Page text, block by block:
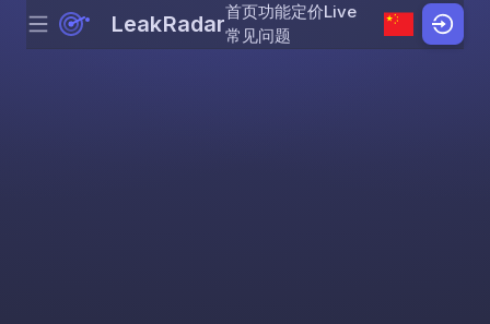
Skip to content
Menu LeakRadar首页功能定价Live
常见问题